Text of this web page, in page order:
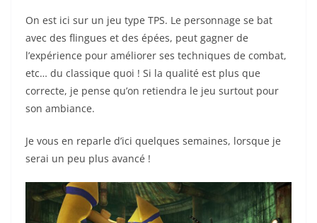
On est ici sur un jeu type TPS. Le personnage se bat
avec des flingues et des épées, peut gagner de
l’expérience pour améliorer ses techniques de combat,
etc… du classique quoi ! Si la qualité est plus que
correcte, je pense qu’on retiendra le jeu surtout pour
son ambiance.
Je vous en reparle d’ici quelques semaines, lorsque je
serai un peu plus avancé !